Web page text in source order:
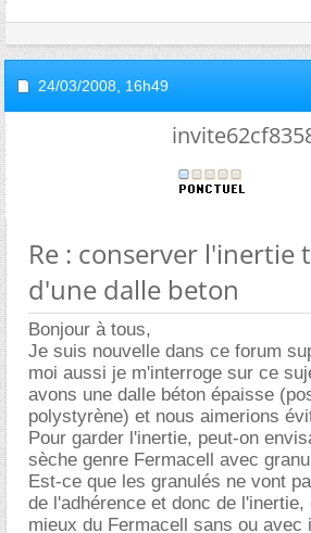
24/03/2008, 16h49
Re : conserver l'inertie
d'une dalle beton
Bonjour à tous,
Je suis nouvelle dans ce forum
moi aussi je m'interroge sur ce
avons une dalle béton épaisse
polystyrène) et nous aimerions
Pour garder l'inertie, peut-on
sèche genre Fermacell avec
Est-ce que les granulés ne vont
de l'adhérence et donc de
mieux du Fermacell sans ou avec